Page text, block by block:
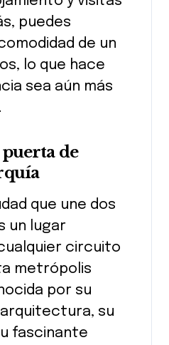
puedes
de un
lo que hace
sea aún más
de
que une dos
un lugar
circuito
metrópolis
por su
su
fascinante